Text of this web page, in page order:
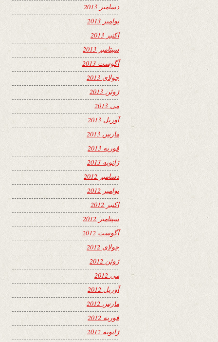
دسامبر 2013
نوامبر 2013
اکتبر 2013
سپتامبر 2013
آگوست 2013
جولای 2013
ژوئن 2013
می 2013
آوریل 2013
مارس 2013
فوریه 2013
ژانویه 2013
دسامبر 2012
نوامبر 2012
اکتبر 2012
سپتامبر 2012
آگوست 2012
جولای 2012
ژوئن 2012
می 2012
آوریل 2012
مارس 2012
فوریه 2012
ژانویه 2012